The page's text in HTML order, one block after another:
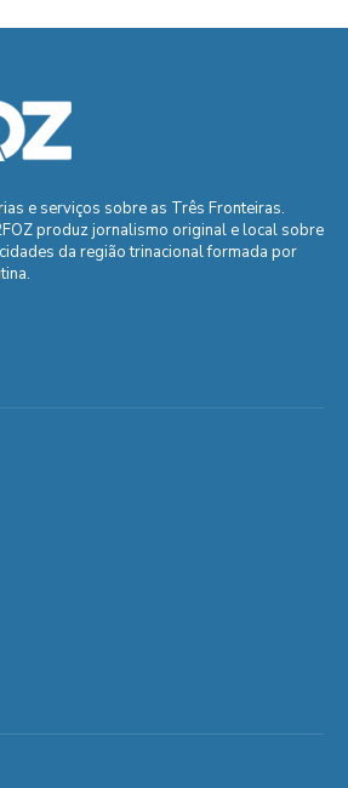
e serviços sobre as Três Fronteiras.
produz jornalismo original e local sobre
da região trinacional formada por